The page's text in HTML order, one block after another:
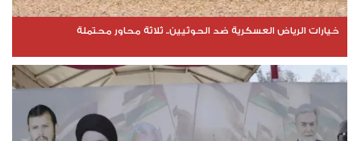
خيارات الرياض العسكرية ضد الحوثيين.. ثلاثة محاور محتملة